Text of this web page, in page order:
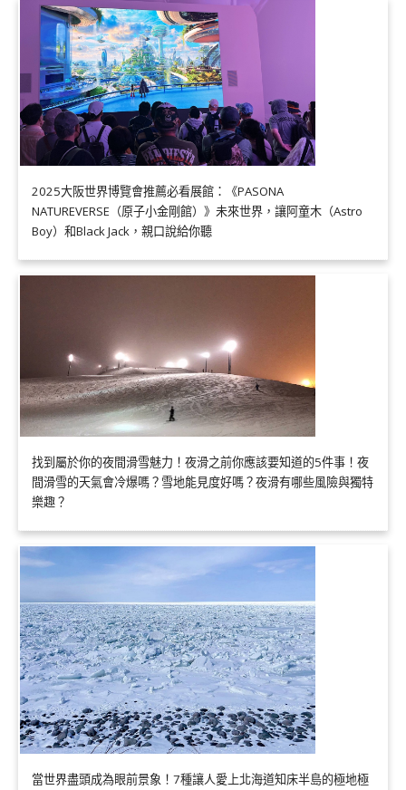
2025大阪世界博覽會推薦必看展館：《PASONA
NATUREVERSE（原子小金剛館）》未來世界，讓阿童木（Astro
Boy）和Black Jack，親口說給你聽
找到屬於你的夜間滑雪魅力！夜滑之前你應該要知道的5件事！夜
間滑雪的天氣會冷爆嗎？雪地能見度好嗎？夜滑有哪些風險與獨特
樂趣？
當世界盡頭成為眼前景象！7種讓人愛上北海道知床半島的極地極